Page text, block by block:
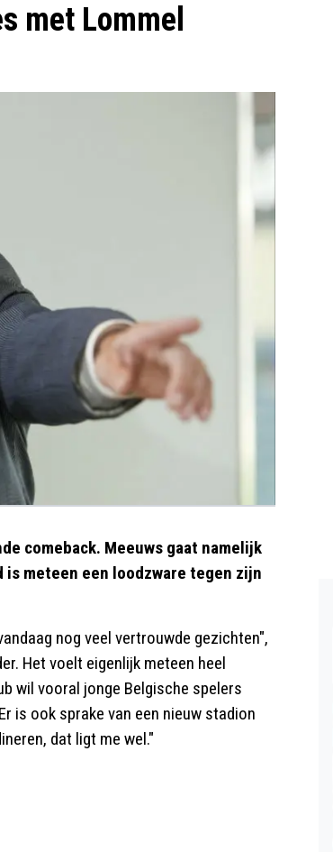
met Lommel
comeback. Meeuws gaat namelijk
is meteen een loodzware tegen zijn
nog veel vertrouwde gezichten",
Het voelt eigenlijk meteen heel
wil vooral jonge Belgische spelers
is ook sprake van een nieuw stadion
dat ligt me wel."